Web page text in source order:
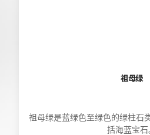
祖母绿
祖母绿是蓝绿色至绿色的绿柱石
括海蓝宝石